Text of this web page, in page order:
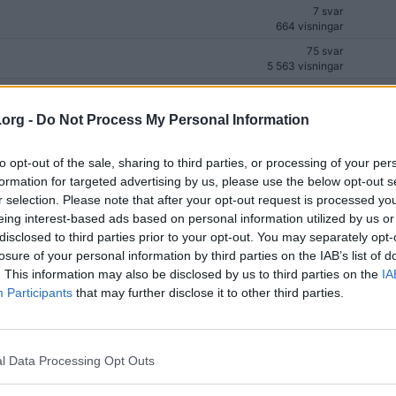
- Do Not Process My Personal Information
opt-out of the sale, sharing to third parties, or processing of your
for targeted advertising by us, please use the below opt-out
selection. Please note that after your opt-out request is processed
interest-based ads based on personal information utilized by us
to third parties prior to your opt-out. You may separately
of your personal information by third parties on the IAB’s list of
This information may also be disclosed by us to third parties on the
Participants that may further disclose it to other third parties.
Data Processing Opt Outs
7 svar
664 visningar
75 svar
5 563 visningar
30 svar
4 svar
1 139 visningar
38 svar
11 711 visningar
1 091 svar
6 svar
36 svar
2 480 visningar